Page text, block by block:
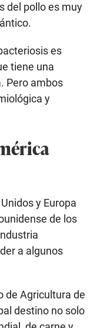
del pollo es muy
es
tiene una
Pero ambos
y
y Europa
de los
a algunos
de Agricultura de
destino no solo